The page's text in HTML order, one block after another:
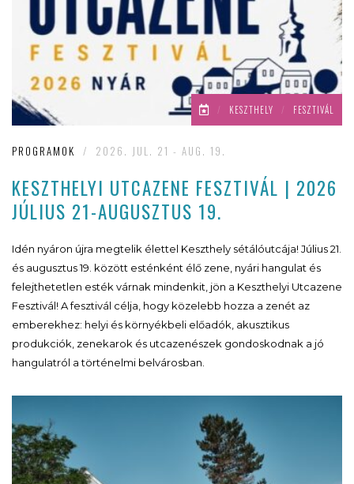
/ KESZTHELY / FESZTIVÁL
PROGRAMOK / 2026. JUL. 21 - AUG. 19.
KESZTHELYI UTCAZENE FESZTIVÁL | 2026
JÚLIUS 21-AUGUSZTUS 19.
Idén nyáron újra megtelik élettel Keszthely sétálóutcája! Július 21.
és augusztus 19. között esténként élő zene, nyári hangulat és
felejthetetlen esték várnak mindenkit, jön a Keszthelyi Utcazene
Fesztivál! A fesztivál célja, hogy közelebb hozza a zenét az
emberekhez: helyi és környékbeli előadók, akusztikus
produkciók, zenekarok és utcazenészek gondoskodnak a jó
hangulatról a történelmi belvárosban.